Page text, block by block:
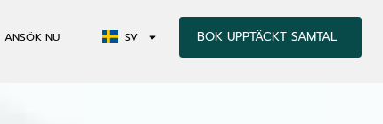
ANSÖK NU SV BOK UPPTÄCKT SAMTAL